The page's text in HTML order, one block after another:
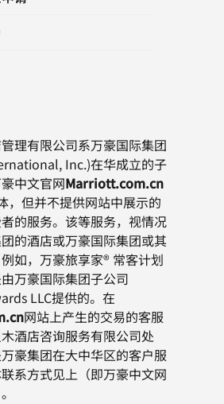
理有限公司系万豪国际集团
Inc.)在华成立的子
中文官网Marriott.com.cn
，但并不提供网站中展示的
的服务。该等服务，视情况
的酒店或万豪国际集团或其
如，万豪旅享家® 常客计划
万豪国际集团子公司
LLC提供的。在
网站上产生的交易的客服
酒店咨询服务有限公司处
豪集团在大中华区的客户服
系方式见上（即万豪中文网